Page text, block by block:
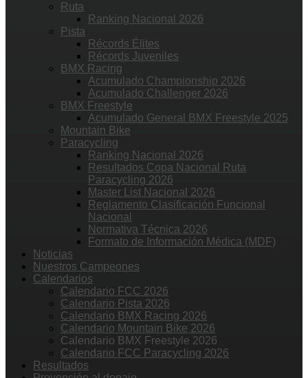
Ruta
Ranking Nacional 2026
Pista
Récords Élites
Récords Juveniles
BMX Racing
Acumulado Championship 2026
Acumulado Challenger 2026
BMX Freestyle
Acumulado General BMX Freestyle 2025
Mountain Bike
Paracycling
Ranking Nacional 2026
Resultados Copa Nacional Ruta
Paracycling 2026
Master List Nacional 2026
Reglamento Clasificación Funcional
Nacional
Normativa Técnica 2026
Formato de Información Médica (MDF)
Noticias
Nuestros Campeones
Calendarios
Calendario FCC 2026
Calendario Pista 2026
Calendario BMX Racing 2026
Calendario Mountain Bike 2026
Calendario BMX Freestyle 2026
Calendario FCC Paracycling 2026
Resultados